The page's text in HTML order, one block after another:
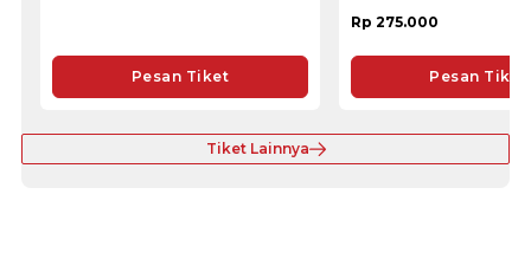
Pesan Tiket
Rp 275.000
Pesan Tiket
Tiket Lainnya